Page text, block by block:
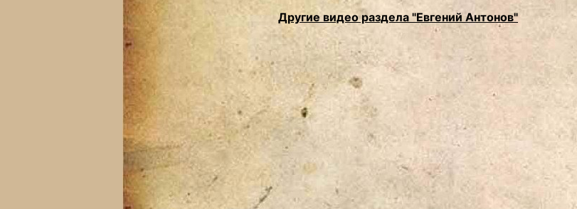
Другие видео раздела "Евгений Антонов"